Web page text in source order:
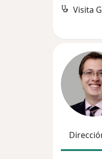
Visita